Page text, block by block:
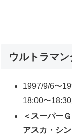
ウルトラマ
1997/9/6〜
18:00〜
＜スーパー
アスカ・シ